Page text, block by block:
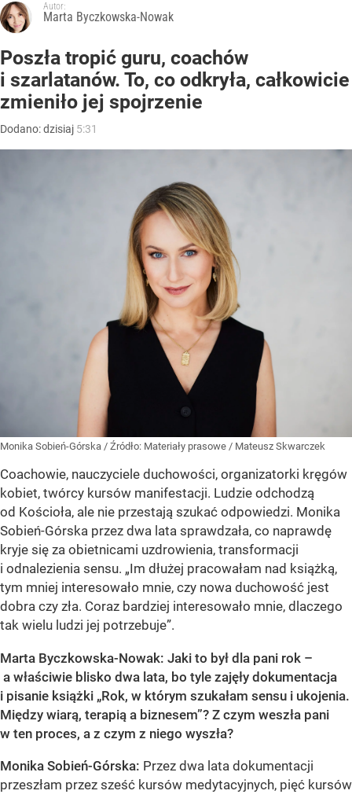
Autor:
Marta Byczkowska-Nowak
Poszła tropić guru, coachów
i szarlatanów. To, co odkryła, całkowicie
zmieniło jej spojrzenie
Dodano:dzisiaj 5:31
Monika Sobień-Górska / Źródło: Materiały prasowe / Mateusz Skwarczek
Coachowie, nauczyciele duchowości, organizatorki kręgów
kobiet, twórcy kursów manifestacji. Ludzie odchodzą
od Kościoła, ale nie przestają szukać odpowiedzi. Monika
Sobień-Górska przez dwa lata sprawdzała, co naprawdę
kryje się za obietnicami uzdrowienia, transformacji
i odnalezienia sensu. „Im dłużej pracowałam nad książką,
tym mniej interesowało mnie, czy nowa duchowość jest
dobra czy zła. Coraz bardziej interesowało mnie, dlaczego
tak wielu ludzi jej potrzebuje”.
Marta Byczkowska-Nowak: Jaki to był dla pani rok –
a właściwie blisko dwa lata, bo tyle zajęły dokumentacja
i pisanie książki „Rok, w którym szukałam sensu i ukojenia.
Między wiarą, terapią a biznesem”? Z czym weszła pani
w ten proces, a z czym z niego wyszła?
Monika Sobień-Górska: Przez dwa lata dokumentacji
przeszłam przez sześć kursów medytacyjnych, pięć kursów